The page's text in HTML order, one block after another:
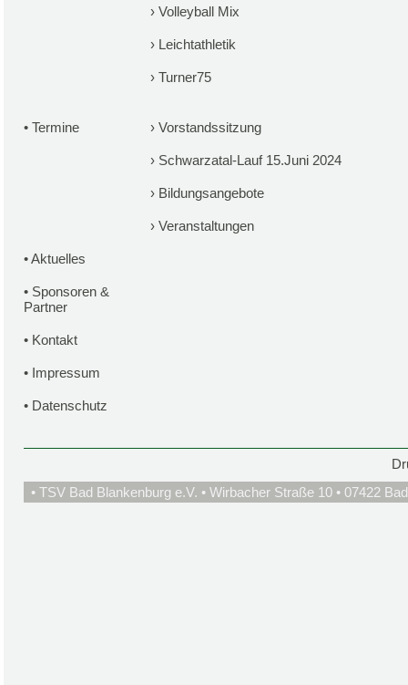
› Volleyball Mix
› Leichtathletik
› Turner75
• Termine › Vorstandssitzung
› Schwarzatal-Lauf 15.Juni 2024
› Bildungsangebote
› Veranstaltungen
•Aktuelles
• Sponsoren &
Partner
• Kontakt
• Impressum
• Datenschutz
• TSV Bad Blankenburg e.V. • Wirbacher Straße 10 • 07422